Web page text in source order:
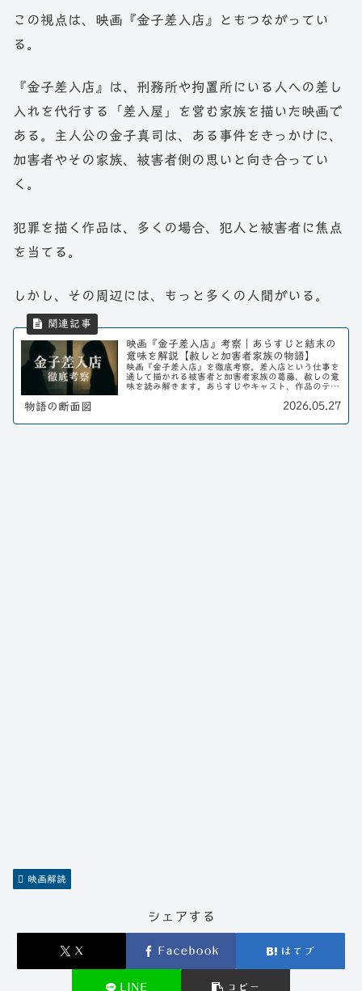
この視点は、映画『金子差入店』ともつながってい
る。
『金子差入店』は、刑務所や拘置所にいる人への差し
入れを代行する「差入屋」を営む家族を描いた映画で
ある。主人公の金子真司は、ある事件をきっかけに、
加害者やその家族、被害者側の思いと向き合ってい
く。
犯罪を描く作品は、多くの場合、犯人と被害者に焦点
を当てる。
しかし、その周辺には、もっと多くの人間がいる。
映画『金子差入店』考察｜あらすじと結末の
意味を解説【赦しと加害者家族の物語】
映画『金子差入店』を徹底考察。差入店という仕事を
通して描かれる被害者と加害者家族の葛藤、赦しの意
味を読み解きます。あらすじやキャスト、作品のテー
物語の断面図 2026.05.27
映画解読
シェアする
X Facebook はてブ
LINE コピー